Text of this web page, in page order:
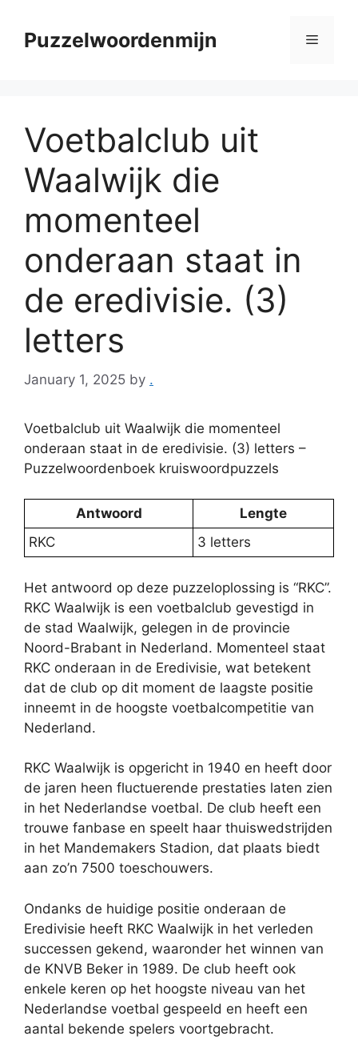
contentPuzzelwoordenmijn Menu
Voetbalclub uit
Waalwijk die
momenteel
onderaan staat in
de eredivisie. (3)
letters
January 1, 2025 by .
Voetbalclub uit Waalwijk die momenteel
onderaan staat in de eredivisie. (3) letters –
Puzzelwoordenboek kruiswoordpuzzels
Antwoord
Lengte
RKC
3 letters
Het antwoord op deze puzzeloplossing is “RKC”.
RKC Waalwijk is een voetbalclub gevestigd in
de stad Waalwijk, gelegen in de provincie
Noord-Brabant in Nederland. Momenteel staat
RKC onderaan in de Eredivisie, wat betekent
dat de club op dit moment de laagste positie
inneemt in de hoogste voetbalcompetitie van
Nederland.
RKC Waalwijk is opgericht in 1940 en heeft door
de jaren heen fluctuerende prestaties laten zien
in het Nederlandse voetbal. De club heeft een
trouwe fanbase en speelt haar thuiswedstrijden
in het Mandemakers Stadion, dat plaats biedt
aan zo’n 7500 toeschouwers.
Ondanks de huidige positie onderaan de
Eredivisie heeft RKC Waalwijk in het verleden
successen gekend, waaronder het winnen van
de KNVB Beker in 1989. De club heeft ook
enkele keren op het hoogste niveau van het
Nederlandse voetbal gespeeld en heeft een
aantal bekende spelers voortgebracht.